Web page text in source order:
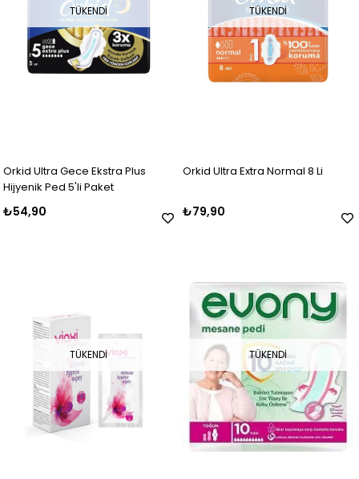
TÜKENDI
Orkid Ultra Gece Ekstra Plus
Hijyenik Ped 5'li Paket
₺54,90
TÜKENDI
Orkid Ultra Extra Normal 8 Li
₺79,90
TÜKENDI TÜKENDI